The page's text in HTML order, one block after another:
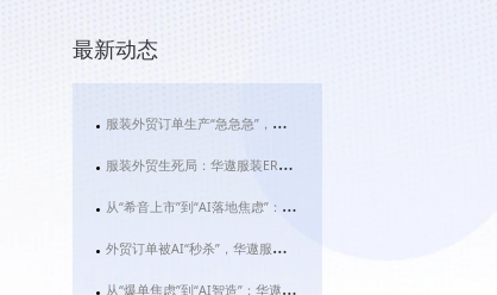
最新动态
服装外贸订单生产“急急急”，华遨服装ERP系统用AI拆解行业“生死时速”
服装外贸生死局：华遨服装ERP如何用AI拆解“快反”与“碎片化”难题？
从“希音上市”到“AI落地焦虑”：华遨服装ERP如何成为服装企业破局的数字基建
外贸订单被AI“秒杀”，华遨服装ERP用技术重构服装行业利润新法则
从“爆单焦虑”到“AI智造”：华遨服装ERP如何让服装企业告别“肉身管理”时代